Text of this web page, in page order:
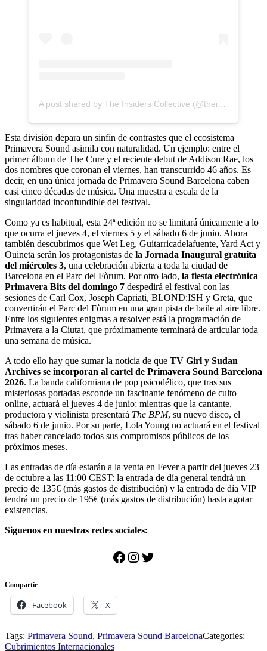
Esta división depara un sinfín de contrastes que el ecosistema
Primavera Sound asimila con naturalidad. Un ejemplo: entre el
primer álbum de The Cure y el reciente debut de Addison Rae, los
dos nombres que coronan el viernes, han transcurrido 46 años. Es
decir, en una única jornada de Primavera Sound Barcelona caben
casi cinco décadas de música. Una muestra a escala de la
singularidad inconfundible del festival.
Como ya es habitual, esta 24ª edición no se limitará únicamente a lo
que ocurra el jueves 4, el viernes 5 y el sábado 6 de junio. Ahora
también descubrimos que Wet Leg, Guitarricadelafuente, Yard Act y
Ouineta serán los protagonistas de la Jornada Inaugural gratuita
del miércoles 3, una celebración abierta a toda la ciudad de
Barcelona en el Parc del Fòrum. Por otro lado, la fiesta electrónica
Primavera Bits del domingo 7 despedirá el festival con las
sesiones de Carl Cox, Joseph Capriati, BLOND:ISH y Greta, que
convertirán el Parc del Fòrum en una gran pista de baile al aire libre.
Entre los siguientes enigmas a resolver está la programación de
Primavera a la Ciutat, que próximamente terminará de articular toda
una semana de música.
A todo ello hay que sumar la noticia de que TV Girl y Sudan
Archives se incorporan al cartel de Primavera Sound Barcelona
2026. La banda californiana de pop psicodélico, que tras sus
misteriosas portadas esconde un fascinante fenómeno de culto
online, actuará el jueves 4 de junio; mientras que la cantante,
productora y violinista presentará The BPM, su nuevo disco, el
sábado 6 de junio. Por su parte, Lola Young no actuará en el festival
tras haber cancelado todos sus compromisos públicos de los
próximos meses.
Las entradas de día estarán a la venta en Fever a partir del jueves 23
de octubre a las 11:00 CEST: la entrada de día general tendrá un
precio de 135€ (más gastos de distribución) y la entrada de día VIP
tendrá un precio de 195€ (más gastos de distribución) hasta agotar
existencias.
Siguenos en nuestras redes sociales:
Facebook
Instagram
Twitter
Compartir
Facebook X
Tags: Primavera Sound, Primavera Sound BarcelonaCategories:
Cubrimientos Internacionales